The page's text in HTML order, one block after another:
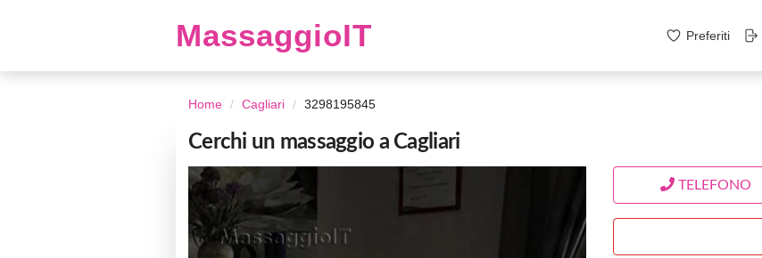
MassaggioIT Preferiti
Home Cagliari 3298195845
Cerchi un massaggio a Cagliari
TELEFONO